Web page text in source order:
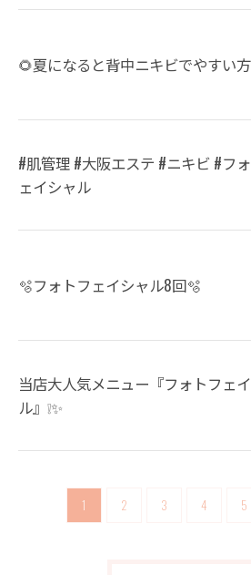
🌻夏になると背中ニキビでやすい
#肌管理 #大阪エステ #ニキビ #フ
ェイシャル
🫧フォトフェイシャル8回🫧
当店大人気メニュー『フォトフェ
ル』❕✨
1 2 3 4 5